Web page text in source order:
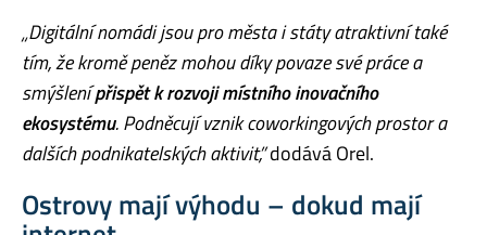
„Digitální nomádi jsou pro města i státy atraktivní také
tím, že kromě peněz mohou díky povaze své práce a
smýšlenípřispět k rozvoji místního inovačního
ekosystému. Podněcují vznik coworkingových prostor a
dalších podnikatelských aktivit,”dodává Orel.
Ostrovy mají výhodu – dokud mají